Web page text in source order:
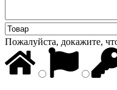
Пожалуйста, докажите,